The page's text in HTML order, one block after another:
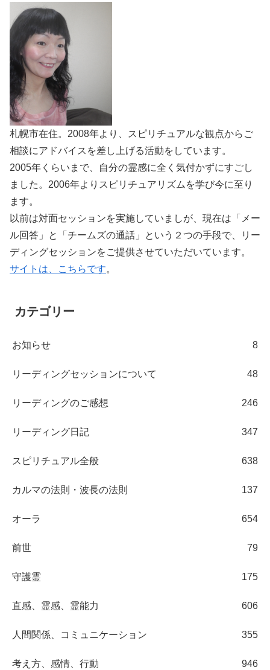
札幌市在住。2008年より、スピリチュアルな観点からご
相談にアドバイスを差し上げる活動をしています。
2005年くらいまで、自分の霊感に全く気付かずにすごし
ました。2006年よりスピリチュアリズムを学び今に至り
ます。
以前は対面セッションを実施していましが、現在は「メー
ル回答」と「チームズの通話」という２つの手段で、リー
ディングセッションをご提供させていただいています。
サイトは、こちらです。
カテゴリー
お知らせ 8
リーディングセッションについて 48
リーディングのご感想 246
リーディング日記 347
スピリチュアル全般 638
カルマの法則・波長の法則 137
オーラ 654
前世 79
守護霊 175
直感、霊感、霊能力 606
人間関係、コミュニケーション 355
考え方、感情、行動 946